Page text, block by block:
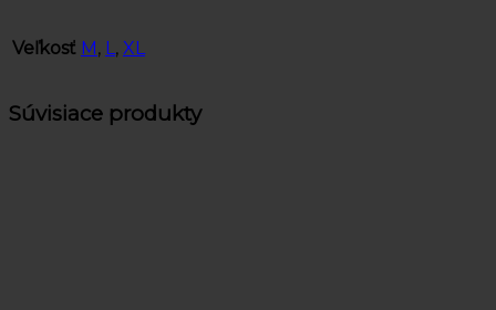
Veľkosť M, L, XL
Súvisiace produkty